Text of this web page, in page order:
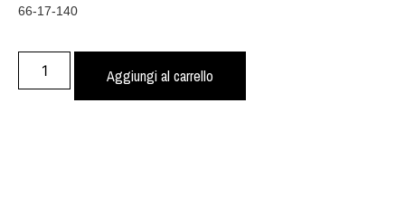
66-17-140
Aggiungi al carrello